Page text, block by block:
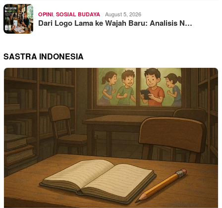
OPINI SOSIAL BUDAYA August 5, 2026
Dari Logo Lama ke Wajah Baru: Analisis N…
SASTRA INDONESIA